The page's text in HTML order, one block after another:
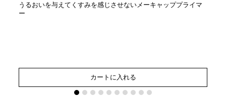
うるおいを与えてくすみを感じさせないメーキャッププライマ
ー
カートに入れる